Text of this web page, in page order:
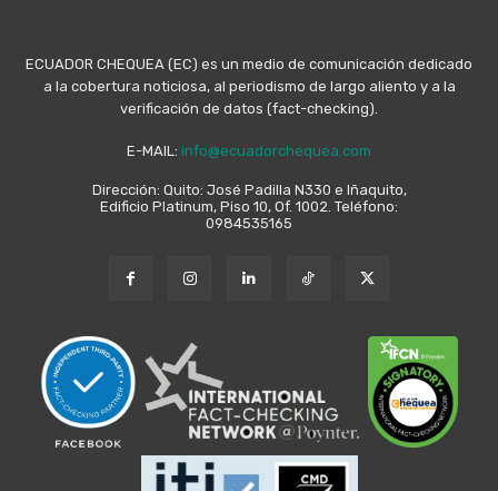
ECUADOR CHEQUEA (EC) es un medio de comunicación dedicado
a la cobertura noticiosa, al periodismo de largo aliento y a la
verificación de datos (fact-checking).
E-MAIL: info@ecuadorchequea.com
Dirección: Quito: José Padilla N330 e Iñaquito,
Edificio Platinum, Piso 10, Of. 1002. Teléfono:
0984535165